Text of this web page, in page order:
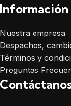
Información
Nuestra empresa
Despachos,
Términos y
Preguntas
Contáctanos